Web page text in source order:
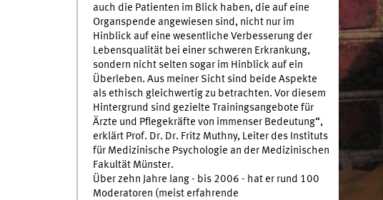
auch die Patienten im Blick haben, die auf eine
Organspende angewiesen sind, nicht nur im
Hinblick auf eine wesentliche Verbesserung der
Lebensqualität bei einer schweren Erkrankung,
sondern nicht selten sogar im Hinblick auf ein
Überleben. Aus meiner Sicht sind beide Aspekte
als ethisch gleichwertig zu betrachten. Vor diesem
Hintergrund sind gezielte Trainingsangebote für
Ärzte und Pflegekräfte von immenser Bedeutung“,
erklärt Prof. Dr. Dr. Fritz Muthny, Leiter des Instituts
für Medizinische Psychologie an der Medizinischen
Fakultät Münster.
Über zehn Jahre lang - bis 2006 - hat er rund 100
Moderatoren (meist erfahrende